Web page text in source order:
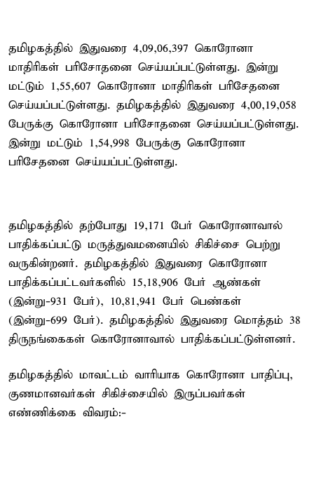
தமிழகத்தில் இதுவரை 4,09,06,397 கொரோனா
மாதிரிகள் பரிசோதனை செய்யப்பட்டுள்ளது. இன்று
மட்டும் 1,55,607 கொரோனா மாதிரிகள் பரிசேதனை
செய்யப்பட்டுள்ளது. தமிழகத்தில் இதுவரை 4,00,19,058
பேருக்கு கொரோனா பரிசோதனை செய்யப்பட்டுள்ளது.
இன்று மட்டும் 1,54,998 பேருக்கு கொரோனா
பரிசேதனை செய்யப்பட்டுள்ளது.
தமிழகத்தில் தற்போது 19,171 பேர் கொரோனாவால்
பாதிக்கப்பட்டு மருத்துவமனையில் சிகிச்சை பெற்று
வருகின்றனர். தமிழகத்தில் இதுவரை கொரோனா
பாதிக்கப்பட்டவர்களில் 15,18,906 பேர் ஆண்கள்
(இன்று-931 பேர்), 10,81,941 பேர் பெண்கள்
(இன்று-699 பேர்). தமிழகத்தில் இதுவரை மொத்தம் 38
திருநங்கைகள் கொரோனாவால் பாதிக்கப்பட்டுள்ளனர்.
தமிழகத்தில் மாவட்டம் வாரியாக கொரோனா பாதிப்பு,
குணமானவர்கள் சிகிச்சையில் இருப்பவர்கள்
எண்ணிக்கை விவரம்:-